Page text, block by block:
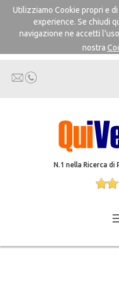
Utilizziamo Cookie propri e
experience. Se chiudi
navigazione ne accetti
nostra
N.1 nella Ricerca